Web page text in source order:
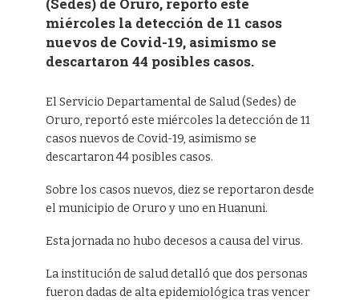
(Sedes) de Oruro, reportó este
miércoles la detección de 11 casos
nuevos de Covid-19, asimismo se
descartaron 44 posibles casos.
El Servicio Departamental de Salud (Sedes) de
Oruro, reportó este miércoles la detección de 11
casos nuevos de Covid-19, asimismo se
descartaron 44 posibles casos.
Sobre los casos nuevos, diez se reportaron desde
el municipio de Oruro y uno en Huanuni.
Esta jornada no hubo decesos a causa del virus.
La institución de salud detalló que dos personas
fueron dadas de alta epidemiológica tras vencer